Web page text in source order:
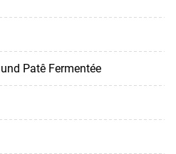
Patê Fermentée